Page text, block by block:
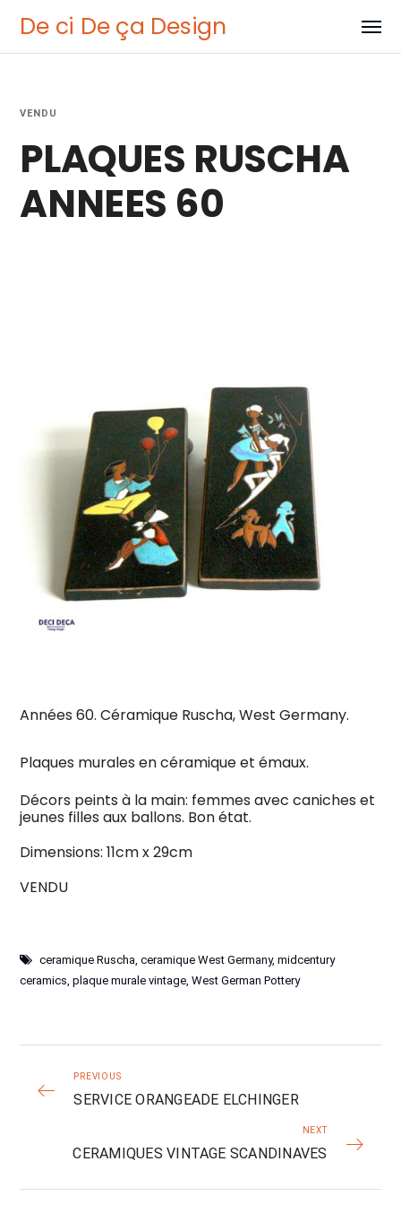
De ci De ça Design
VENDU
PLAQUES RUSCHA
ANNEES 60
Années 60. Céramique Ruscha, West Germany.
Plaques murales en céramique et émaux.
Décors peints à la main: femmes avec caniches et
jeunes filles aux ballons. Bon état.
Dimensions: 11cm x 29cm
VENDU
ceramique Ruscha,ceramique West Germany,midcentury
ceramics,plaque murale vintage,West German Pottery
PREVIOUS
SERVICE ORANGEADE ELCHINGER
NEXT
CERAMIQUES VINTAGE SCANDINAVES